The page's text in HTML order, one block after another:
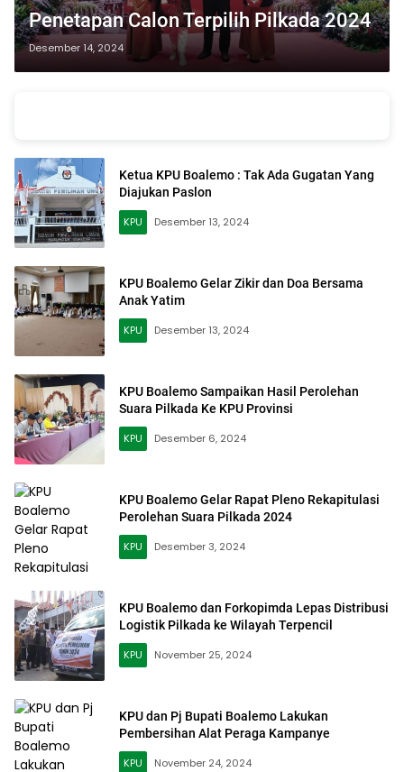
Penetapan Calon Terpilih Pilkada 2024
Desember 14, 2024
Ketua KPU Boalemo : Tak Ada Gugatan Yang
Diajukan Paslon
KPU Desember 13, 2024
KPU Boalemo Gelar Zikir dan Doa Bersama
Anak Yatim
KPU Desember 13, 2024
KPU Boalemo Sampaikan Hasil Perolehan
Suara Pilkada Ke KPU Provinsi
KPU Desember 6, 2024
KPU Boalemo Gelar Rapat Pleno Rekapitulasi
Perolehan Suara Pilkada 2024
KPU Desember 3, 2024
KPU Boalemo dan Forkopimda Lepas Distribusi
Logistik Pilkada ke Wilayah Terpencil
KPU November 25, 2024
KPU dan Pj Bupati Boalemo Lakukan
Pembersihan Alat Peraga Kampanye
KPU November 24, 2024